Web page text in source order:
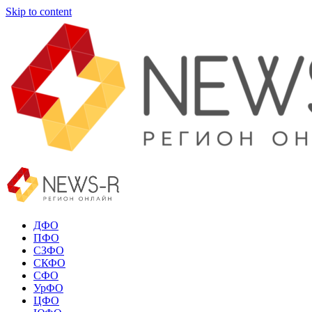
Skip to content
ДФО
ПФО
СЗФО
СКФО
СФО
УрФО
ЦФО